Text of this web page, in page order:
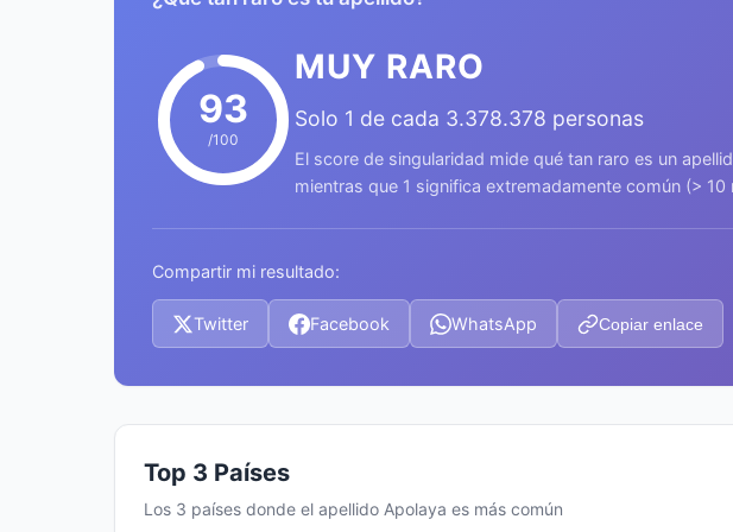
93
/100
MUY RARO
Solo 1 de cada 3.378.378 personas
El score de singularidad mide qué tan raro es un
mientras que 1 significa extremadamente común (> 10
Compartir mi resultado:
Twitter Facebook WhatsApp Copiar enlace
Top 3 Países
Los 3 países donde el apellido Apolaya es más común